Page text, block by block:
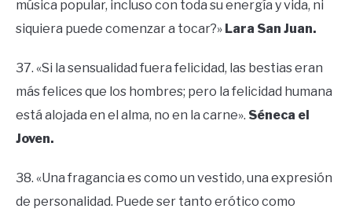
música popular, incluso con toda su energía y vida, ni
siquiera puede comenzar a tocar?» Lara San Juan.
37. «Si la sensualidad fuera felicidad, las bestias eran
más felices que los hombres; pero la felicidad humana
está alojada en el alma, no en la carne». Séneca el
Joven.
38. «Una fragancia es como un vestido, una expresión
de personalidad. Puede ser tanto erótico como